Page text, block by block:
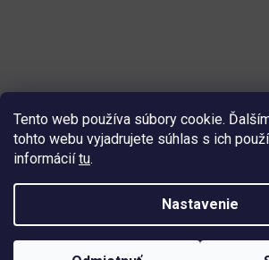
Tento web používa súbory cookie.
tohto webu vyjadrujete súhlas s ich
informáciítu.
Nastavenie
Copyright 2026ajtech. Všetky práva